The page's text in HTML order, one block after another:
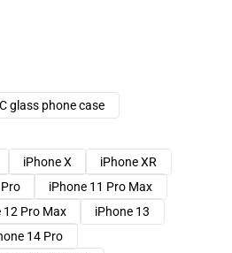
glass phone case
iPhone X
iPhone XR
iPhone 11 Pro Max
12 Pro Max
iPhone 13
14 Pro